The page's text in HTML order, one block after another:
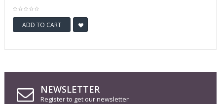
ADD TO CART
NEWSLETTER
Register to get our newsletter